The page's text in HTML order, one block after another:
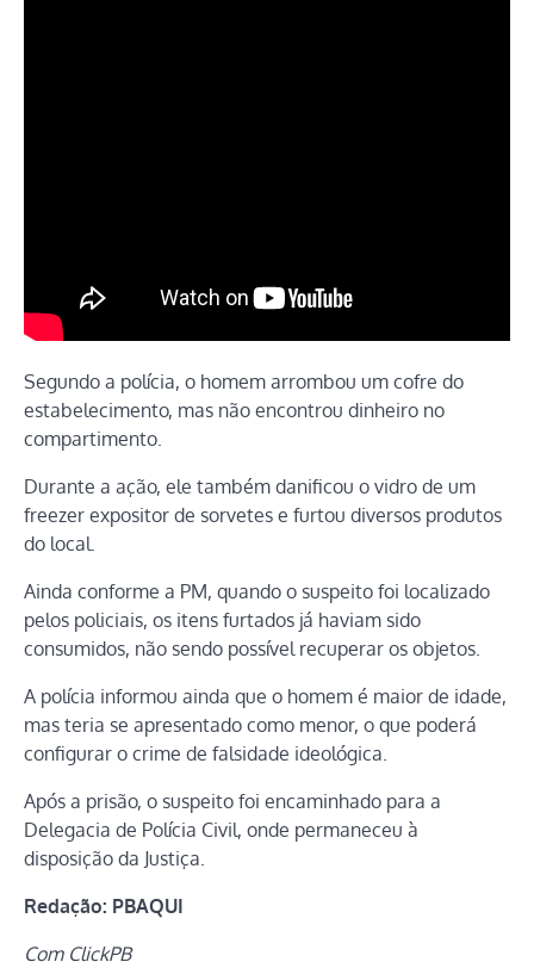
Segundo a polícia, o homem arrombou um cofre do
estabelecimento, mas não encontrou dinheiro no
compartimento.
Durante a ação, ele também danificou o vidro de um
freezer expositor de sorvetes e furtou diversos produtos
do local.
Ainda conforme a PM, quando o suspeito foi localizado
pelos policiais, os itens furtados já haviam sido
consumidos, não sendo possível recuperar os objetos.
A polícia informou ainda que o homem é maior de idade,
mas teria se apresentado como menor, o que poderá
configurar o crime de falsidade ideológica.
Após a prisão, o suspeito foi encaminhado para a
Delegacia de Polícia Civil, onde permaneceu à
disposição da Justiça.
Redação: PBAQUI
Com ClickPB